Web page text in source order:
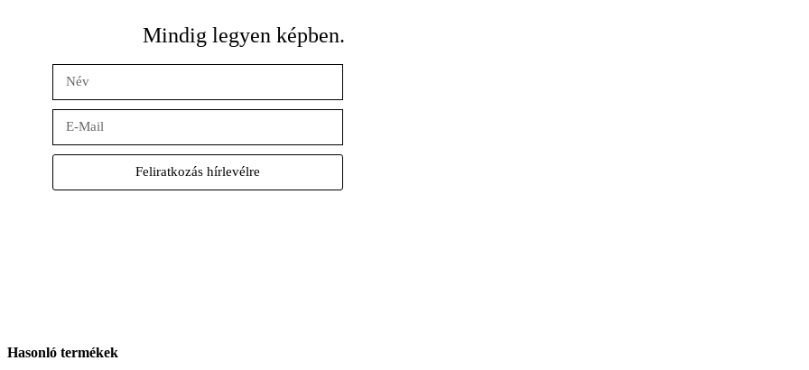
Mindig legyen képben.
Feliratkozás hírlevélre
Hasonló termékek